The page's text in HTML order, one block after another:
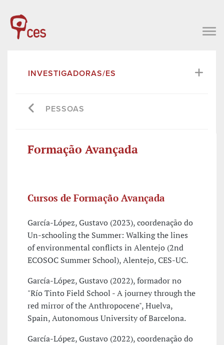
INVESTIGADORAS/ES
PESSOAS
Formação Avançada
Cursos de Formação Avançada
García-López, Gustavo (2023), coordenação do
Un-schooling the Summer: Walking the lines
of environmental conflicts in Alentejo (2nd
ECOSOC Summer School), Alentejo, CES-UC.
García-López, Gustavo (2022), formador no
"Río Tinto Field School - A journey through the
red mirror of the Anthropocene", Huelva,
Spain, Autonomous University of Barcelona.
García-López, Gustavo (2022), coordenação do